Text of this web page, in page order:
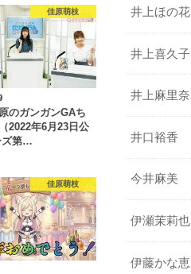
佳原萌枝
のガンガンGAち
2022年6月23日公
ズ第…
佳原萌枝
井上ほの花
井上喜久子
井上麻里奈
井口裕香
今井麻美
伊瀬茉莉也
伊藤かな恵